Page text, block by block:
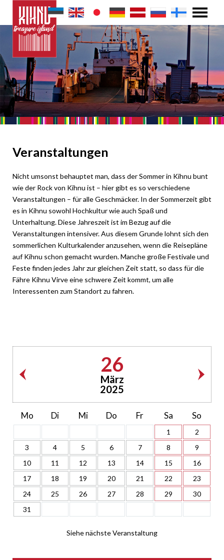
Veranstaltungen
Nicht umsonst behauptet man, dass der Sommer in Kihnu bunt
wie der Rock von Kihnu ist – hier gibt es so verschiedene
Veranstaltungen – für alle Geschmäcker. In der Sommerzeit gibt
es in Kihnu sowohl Hochkultur wie auch Spaß und
Unterhaltung. Diese Jahreszeit ist im Bezug auf die
Veranstaltungen intensiver. Aus diesem Grunde lohnt sich den
sommerlichen Kulturkalender anzusehen, wenn die Reisepläne
auf Kihnu schon gemacht wurden. Manche große Festivale und
Feste finden jedes Jahr zur gleichen Zeit statt, so dass für die
Fähre Kihnu Virve eine schwere Zeit kommt, um alle
Interessenten zum Standort zu fahren.
26
März
2025
Mo Di Mi Do Fr Sa So
1
2
3
4 5 6 7 8
9
10
11 12 13 14 15
16
17
18 19 20 21 22
23
24
25 26 27 28 29
30
31
Siehe nächste Veranstaltung